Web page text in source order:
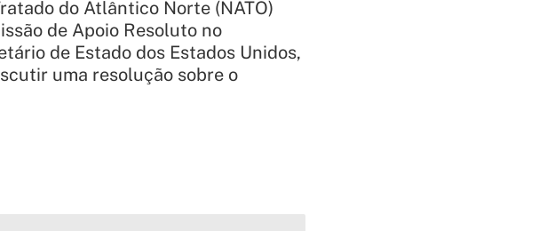
do Atlântico Norte (NATO)
de Apoio Resoluto no
de Estado dos Estados Unidos,
uma resolução sobre o